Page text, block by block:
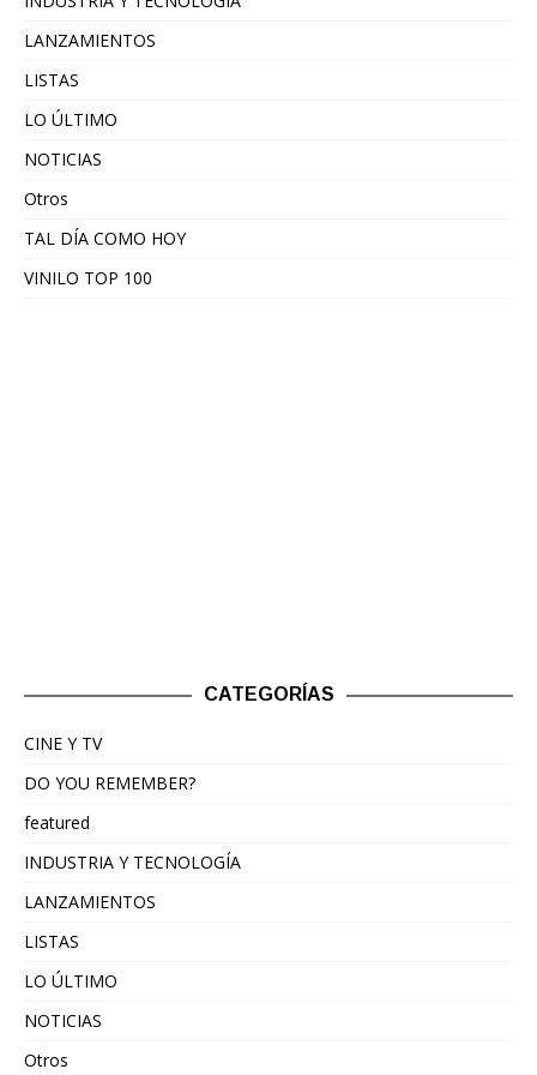
LANZAMIENTOS
LISTAS
LO ÚLTIMO
NOTICIAS
Otros
TAL DÍA COMO HOY
VINILO TOP 100
CATEGORÍAS
CINE Y TV
DO YOU REMEMBER?
featured
INDUSTRIA Y TECNOLOGÍA
LANZAMIENTOS
LISTAS
LO ÚLTIMO
NOTICIAS
Otros